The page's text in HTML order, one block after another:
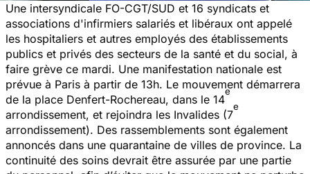
Une intersyndicale FO-CGT/SUD et 16 syndicats et
associations d'infirmiers salariés et libéraux ont appelé
les hospitaliers et autres employés des établissements
publics et privés des secteurs de la santé et du social, à
faire grève ce mardi. Une manifestation nationale est
prévue à Paris à partir de 13h. Le mouvement démarrera
de la place Denfert-Rochereau, dans le 14
e
arrondissement, et rejoindra les Invalides (7
e
arrondissement). Des rassemblements sont également
annoncés dans une quarantaine de villes de province. La
continuité des soins devrait être assurée par une partie